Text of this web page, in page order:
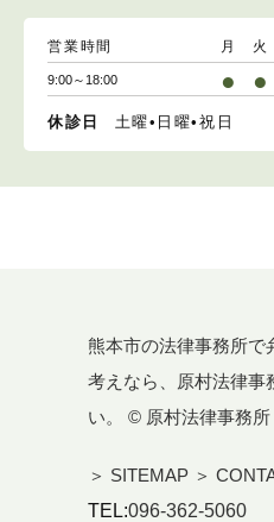
営業時間 月 火
9:00～18:00 ● ●
休診日 土曜•日曜•祝日
熊本市の法律事務所で
考えなら、原村法律事
い。 © 原村法律事務所
＞ SITEMAP ＞
TEL:096-362-5060